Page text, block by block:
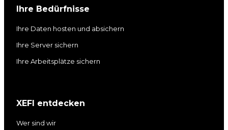
Ihre Bedürfnisse
Ihre Daten hosten und absichern
Ihre Server sichern
Ihre Arbeitsplätze sichern
XEFI entdecken
Wer sind wir